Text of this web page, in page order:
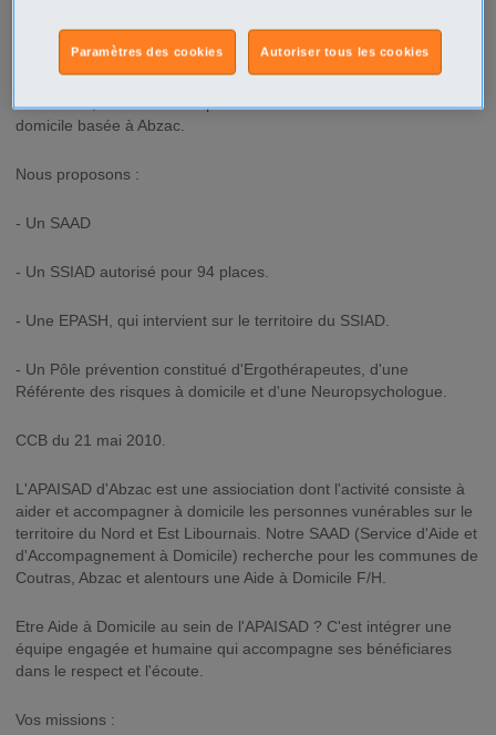
Description
L'APAISAD, association de prévention d'aides et de soins à
domicile basée à Abzac.
Nous proposons :
- Un SAAD
- Un SSIAD autorisé pour 94 places.
- Une EPASH, qui intervient sur le territoire du SSIAD.
- Un Pôle prévention constitué d'Ergothérapeutes, d'une
Référente des risques à domicile et d'une Neuropsychologue.
CCB du 21 mai 2010.
L'APAISAD d'Abzac est une assiociation dont l'activité consiste à
aider et accompagner à domicile les personnes vunérables sur le
territoire du Nord et Est Libournais. Notre SAAD (Service d'Aide et
d'Accompagnement à Domicile) recherche pour les communes de
Coutras, Abzac et alentours une Aide à Domicile F/H.
Etre Aide à Domicile au sein de l'APAISAD ? C'est intégrer une
équipe engagée et humaine qui accompagne ses bénéficiares
dans le respect et l'écoute.
Vos missions :
Autoriser tous les cookies
Paramètres des cookies